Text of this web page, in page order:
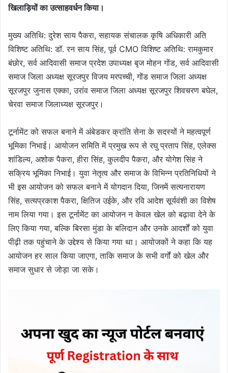
खिलाड़ियों का उत्साहवर्धन किया।
मुख्य अतिथि: दुरेश साय पैकरा, सहायक संचालक कृषि अधिकारी अति
विशिष्ट अतिथि: डॉ. रन साय सिंह, पूर्व CMO विशिष्ट अतिथि: रामकुमार
बंछोर, सर्व आदिवासी समाज प्रदेश उपाध्यक्ष बृज मोहन गोंड, सर्व आदिवासी
समाज जिला अध्यक्ष सूरजपुर विजय मरपच्ची, गोंड समाज जिला अध्यक्ष
सूरजपुर जुनास एक्का, उरांव समाज जिला अध्यक्ष सूरजपुर शिवचरण बघेल,
चेरवा समाज जिलाध्यक्ष सूरजपुर।
टूर्नामेंट को सफल बनाने में अंबेडकर क्रांति सेना के सदस्यों ने महत्वपूर्ण
भूमिका निभाई। आयोजन समिति में प्रमुख रूप से रघु प्रताप सिंह, एलेक्स
शांडिल्य, अशोक पैकरा, हीरा सिंह, कुलदीप पैकरा, और योगेश सिंह ने
सक्रिय भूमिका निभाई। युवा नेतृत्व और समाज के विभिन्न प्रतिनिधियों ने
भी इस आयोजन को सफल बनाने में योगदान दिया, जिनमें सत्यनारायण
सिंह, सत्यप्रकाश पैकरा, क्षितिज उईके, और रवि आदेश सूर्यवंशी का विशेष
नाम लिया गया। इस टूर्नामेंट का आयोजन न केवल खेल को बढ़ावा देने के
लिए किया गया, बल्कि बिरसा मुंडा के बलिदान और उनके आदर्शों को युवा
पीढ़ी तक पहुंचाने के उद्देश्य से किया गया था। आयोजकों ने कहा कि यह
आयोजन हर साल किया जाएगा, ताकि समाज के सभी वर्गों को खेल और
समाज सुधार से जोड़ा जा सके।